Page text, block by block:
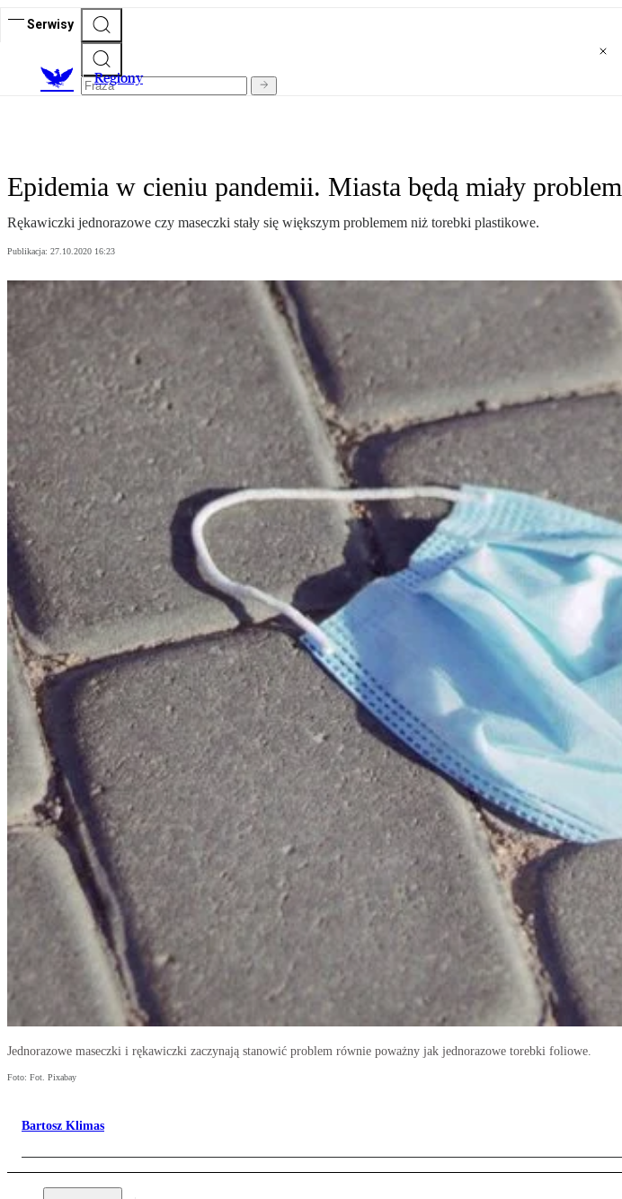
Serwisy
Regiony
Epidemia w cieniu pandemii. Miasta będą miały problem
Rękawiczki jednorazowe czy maseczki stały się większym problemem niż torebki plastikowe.
Publikacja: 27.10.2020 16:23
Jednorazowe maseczki i rękawiczki zaczynają stanowić problem równie poważny jak jednorazowe torebki foliowe.
Foto: Fot. Pixabay
Bartosz Klimas